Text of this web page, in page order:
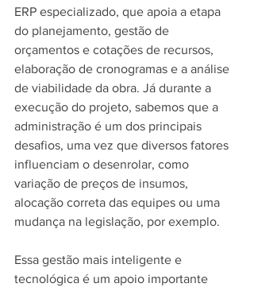
ERP especializado, que apoia a etapa
do planejamento, gestão de
orçamentos e cotações de recursos,
elaboração de cronogramas e a análise
de viabilidade da obra. Já durante a
execução do projeto, sabemos que a
administração é um dos principais
desafios, uma vez que diversos fatores
influenciam o desenrolar, como
variação de preços de insumos,
alocação correta das equipes ou uma
mudança na legislação, por exemplo.
Essa gestão mais inteligente e
tecnológica é um apoio importante